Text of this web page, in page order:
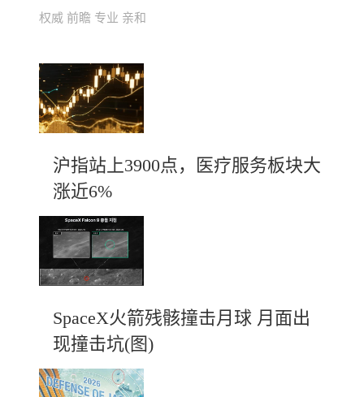
权威 前瞻 专业 亲和
沪指站上3900点，医疗服务板块大
涨近6%
SpaceX火箭残骸撞击月球 月面出
现撞击坑(图)